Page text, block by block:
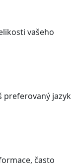
vašeho
preferovaný jazyk
často